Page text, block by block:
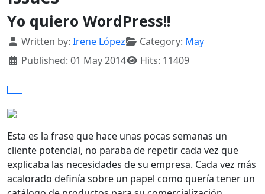
Yo quiero WordPress!!
Details
Written by: Irene López Category: May
Published: 01 May 2014
Hits: 11409
Esta es la frase que hace unas pocas semanas un
cliente potencial, no paraba de repetir cada vez que
explicaba las necesidades de su empresa. Cada vez más
acalorado definía sobre un papel como quería tener un